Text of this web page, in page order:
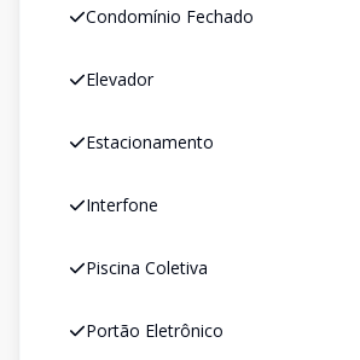
Condomínio Fechado
Elevador
Estacionamento
Interfone
Piscina Coletiva
Portão Eletrônico